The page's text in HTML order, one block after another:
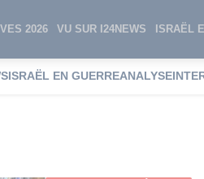
2026 VU SUR I24NEWS ISRAËL
ISRAËL EN GUERREANALYSE